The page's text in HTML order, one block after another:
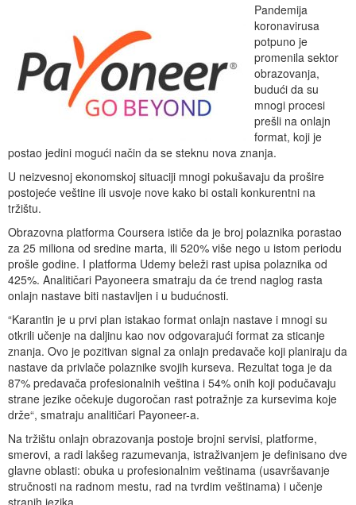
Pandemija
koronavirusa
potpuno je
promenila sektor
obrazovanja,
budući da su
mnogi procesi
prešli na onlajn
format, koji je
postao jedini mogući način da se steknu nova znanja.
U neizvesnoj ekonomskoj situaciji mnogi pokušavaju da prošire
postojeće veštine ili usvoje nove kako bi ostali konkurentni na
tržištu.
Obrazovna platforma Coursera ističe da je broj polaznika porastao
za 25 miliona od sredine marta, ili 520% više nego u istom periodu
prošle godine. I platforma Udemy beleži rast upisa polaznika od
425%. Analitičari Payoneera smatraju da će trend naglog rasta
onlajn nastave biti nastavljen i u budućnosti.
“Karantin je u prvi plan istakao format onlajn nastave i mnogi su
otkrili učenje na daljinu kao nov odgovarajući format za sticanje
znanja. Ovo je pozitivan signal za onlajn predavače koji planiraju da
nastave da privlače polaznike svojih kurseva. Rezultat toga je da
87% predavača profesionalnih veština i 54% onih koji podučavaju
strane jezike očekuje dugoročan rast potražnje za kursevima koje
drže“, smatraju analitičari Payoneer-a.
Na tržištu onlajn obrazovanja postoje brojni servisi, platforme,
smerovi, a radi lakšeg razumevanja, istraživanjem je definisano dve
glavne oblasti: obuka u profesionalnim veštinama (usavršavanje
stručnosti na radnom mestu, rad na tvrdim veštinama) i učenje
stranih jezika.